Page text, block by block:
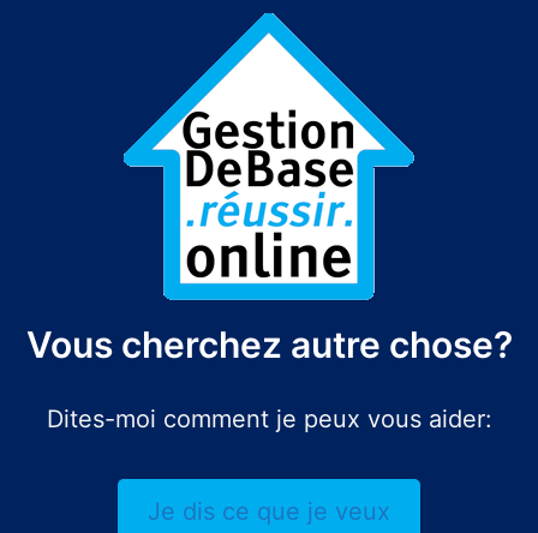
Vous cherchez autre chose?
Dites-moi comment je peux vous aider:
Je dis ce que je veux